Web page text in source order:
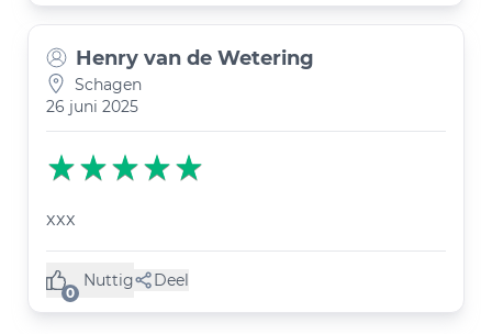
Henry van de Wetering
Schagen
26 juni 2025
xxx
0
Nuttig
(0 like) Deel